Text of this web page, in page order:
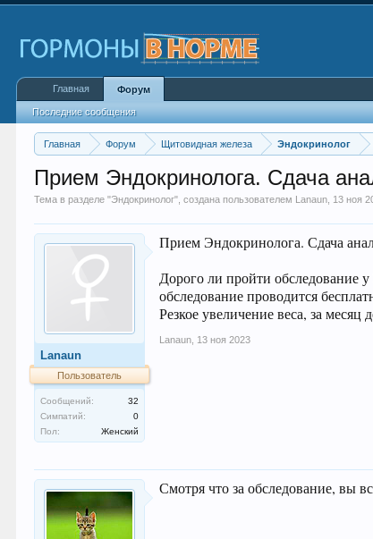
Главная Форум Щитовидная железа Эндокринолог
Прием Эндокринолога. Сдача
Тема в разделе "Эндокринолог", создана пользователем Lanaun 13 ноя
Lanaun
Пользователь
Сообщений:
32
Симпатий:
0
Пол:
Женский
Прием Эндокринолога. Сдача
Дорого ли пройти обследование
обследование проводится
Резкое увеличение веса, за
Lanaun 13 ноя 2023
Смотря что за обследование, вы
Главная Форум
Последние сообщения